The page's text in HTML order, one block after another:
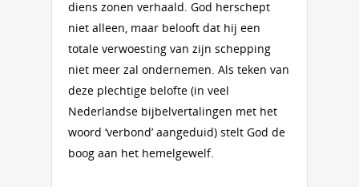
diens zonen verhaald. God herschept
niet alleen, maar belooft dat hij een
totale verwoesting van zijn schepping
niet meer zal ondernemen. Als teken van
deze plechtige belofte (in veel
Nederlandse bijbelvertalingen met het
woord ‘verbond’ aangeduid) stelt God de
boog aan het hemelgewelf.